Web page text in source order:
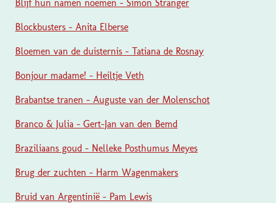
Blijf hun namen noemen - Simon Stranger
Blockbusters - Anita Elberse
Bloemen van de duisternis - Tatiana de Rosnay
Bonjour madame! - Heiltje Veth
Brabantse tranen - Auguste van der Molenschot
Branco & Julia - Gert-Jan van den Bemd
Braziliaans goud - Nelleke Posthumus Meyes
Brug der zuchten - Harm Wagenmakers
Bruid van Argentinië - Pam Lewis